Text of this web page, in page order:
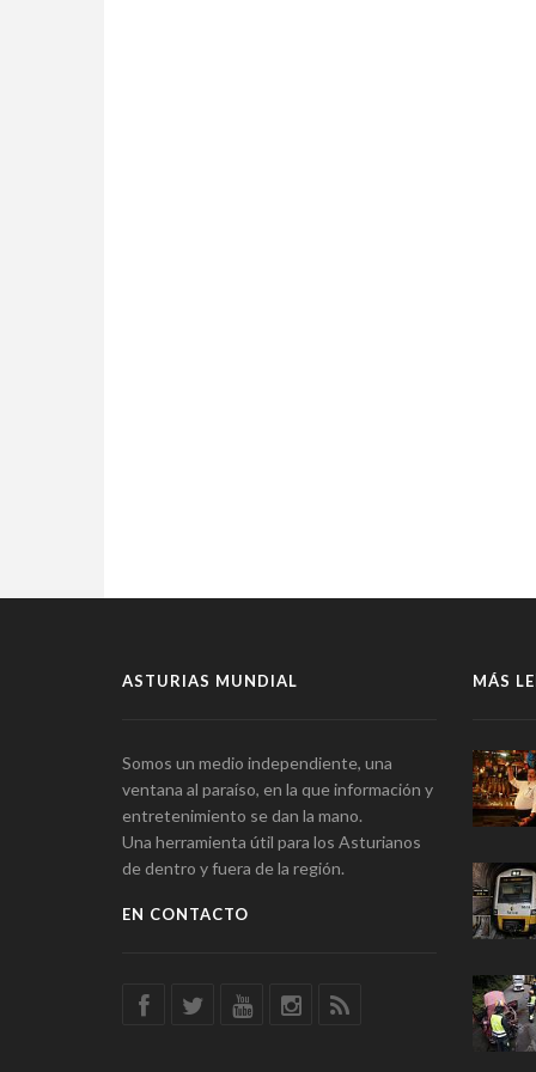
ASTURIAS MUNDIAL
Somos un medio independiente, una
ventana al paraíso, en la que información y
entretenimiento se dan la mano.
Una herramienta útil para los Asturianos
de dentro y fuera de la región.
EN CONTACTO
MÁS